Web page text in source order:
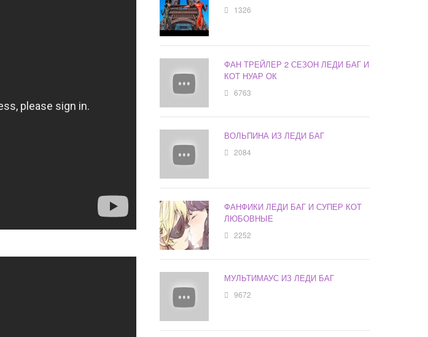
1326
ФАН ТРЕЙЛЕР 2 СЕЗОН ЛЕДИ БАГ И
КОТ НУАР ОК
6763
ВОЛЬПИНА ИЗ ЛЕДИ БАГ
2084
ФАНФИКИ ЛЕДИ БАГ И СУПЕР КОТ
ЛЮБОВНЫЕ
2252
МУЛЬТИМАУС ИЗ ЛЕДИ БАГ
9672